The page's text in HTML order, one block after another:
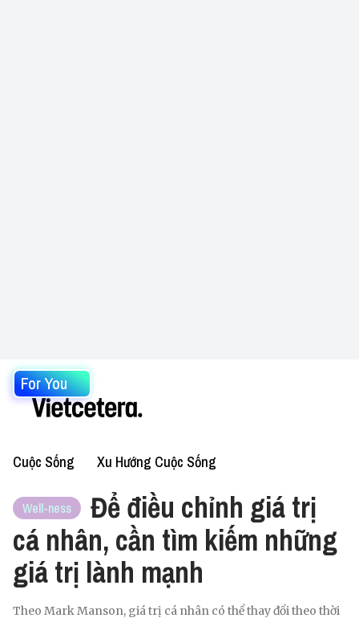
For You
Cuộc Sống Xu Hướng Cuộc Sống
Well-ness
Để điều chỉnh giá trị
cá nhân, cần tìm kiếm những
giá trị lành mạnh
Theo Mark Manson, giá trị cá nhân có thể thay đổi theo thời